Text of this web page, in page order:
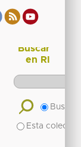
Buscar
en RI
Buscar
Esta